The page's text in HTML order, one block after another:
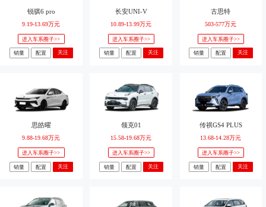
锐骐6 pro
9.19-13.69万元
进入车系圈子>>
销量 配置 关注
长安UNI-V
10.89-13.99万元
进入车系圈子>>
销量 配置 关注
古思特
503-577万元
进入车系圈子>>
销量 配置 关注
思皓曜
9.88-19.68万元
进入车系圈子>>
销量 配置 关注
领克01
15.58-19.68万元
进入车系圈子>>
销量 配置 关注
传祺GS4 PLUS
13.68-14.28万元
进入车系圈子>>
销量 配置 关注